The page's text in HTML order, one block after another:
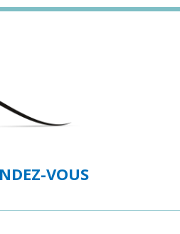
VOUS